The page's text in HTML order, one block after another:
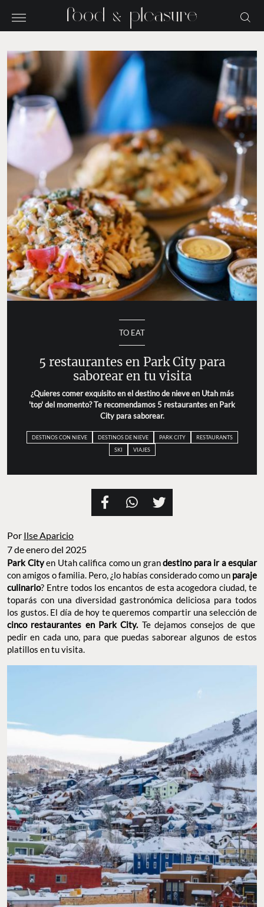
TO EAT
5 restaurantes en Park City para
saborear en tu visita
¿Quieres comer exquisito en el destino de nieve en Utah más
'top' del momento? Te recomendamos 5 restaurantes en Park
City para saborear.
DESTINOS CON NIEVE DESTINOS DE NIEVE PARK CITY
RESTAURANTS
SKI
VIAJES
Por Ilse Aparicio
7 de enero del 2025
Park Cityen Utah califica como un grandestino para ir a esquiar
con amigos o familia. Pero, ¿lo habías considerado como un paraje
culinario? Entre todos los encantos de esta acogedora ciudad, te
toparás con una diversidad gastronómica deliciosa para todos
los gustos. El día de hoy te queremos compartir una selección de
cinco restaurantes en Park City. Te dejamos consejos de que
pedir en cada uno, para que puedas saborear algunos de estos
platillos en tu visita.